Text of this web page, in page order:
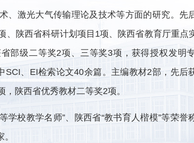
、激光大气传输理论及技术等方面的研究。先
、陕西省科研计划项目1项、陕西省教育厅重点
部级二等奖2项、三等奖3项，获得授权发明
、EI检索论文40余篇。主编教材2部，先后
陕西省优秀教材二等奖2项。
学校教学名师”、陕西省“教书育人楷模”等荣誉